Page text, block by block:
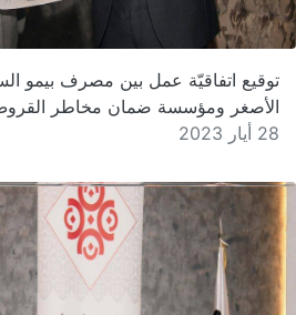
توقيع اتفاقيّة عمل بين مصرف بيمو
الأصغر ومؤسسة ضمان مخاطر
28 أيار 2023